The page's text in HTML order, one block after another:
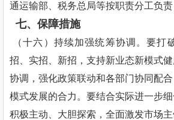
通运输部、税务总局等按职责分工负责
七、保障措施
（十六）持续加强统筹协调。要打
招、实招、新招，支持新业态新模式
协调，强化政策联动和各部门协同配
模式发展的合力。要结合实际进一步细
积极主动、大胆探索，全面激发市场主